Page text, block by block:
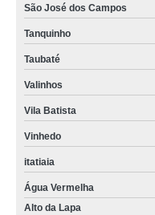
São José dos Campos
Tanquinho
Taubaté
Valinhos
Vila Batista
Vinhedo
itatiaia
Água Vermelha
Alto da Lapa